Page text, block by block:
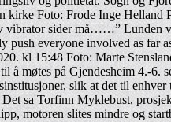
kirke Foto: Frode Inge Helland
vibrator sider må……” Lunden
everyone involved as far
kl 15:48 Foto: Marte
å møtes på Gjendesheim 4.-6.
slik at det til
sa Torfinn Myklebust,
motoren slites mindre og